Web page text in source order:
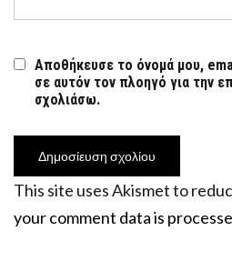
Αποθήκευσε το όνομά μου,
σε αυτόν τον πλοηγό για την
σχολιάσω.
This site uses Akismet to
your comment data is